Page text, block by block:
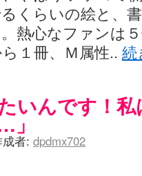
くらいの絵と、
熱心なファンは
１冊、Ｍ属性.. 続
いんです！
」
者: dpdmx702